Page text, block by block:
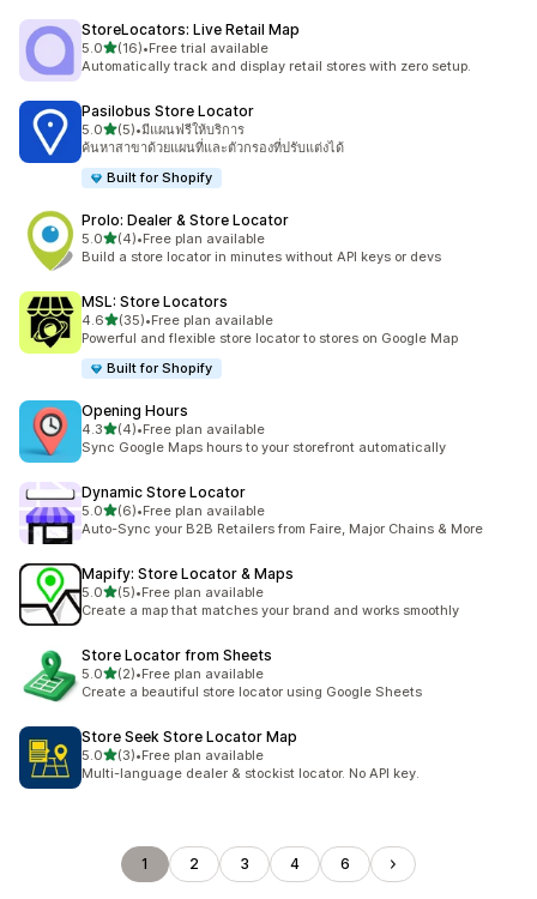
StoreLocators: Live Retail Map
5.0เต็ม 5 ดาว
(16)
ทั้งหมด 16 รีวิว
•Free trial available
Automatically track and display retail stores with zero setup.
Pasilobus Store Locator
5.0เต็ม 5 ดาว
(5)
ทั้งหมด 5 รีวิว
•มีแผนฟรีให้บริการ
ค้นหาสาขาด้วยแผนที่และตัวกรองที่ปรับแต่งได้
Built for Shopify
Prolo: Dealer & Store Locator
5.0เต็ม 5 ดาว
(4)
ทั้งหมด 4 รีวิว
•Free plan available
Build a store locator in minutes without API keys or devs
MSL: Store Locators
4.6เต็ม 5 ดาว
(35)
ทั้งหมด 35 รีวิว
•Free plan available
Powerful and flexible store locator to stores on Google Map
Built for Shopify
Opening Hours
4.3เต็ม 5 ดาว
(4)
ทั้งหมด 4 รีวิว
•Free plan available
Sync Google Maps hours to your storefront automatically
Dynamic Store Locator
5.0เต็ม 5 ดาว
(6)
ทั้งหมด 6 รีวิว
•Free plan available
Auto-Sync your B2B Retailers from Faire, Major Chains & More
Mapify: Store Locator & Maps
5.0เต็ม 5 ดาว
(5)
ทั้งหมด 5 รีวิว
•Free plan available
Create a map that matches your brand and works smoothly
Store Locator from Sheets
5.0เต็ม 5 ดาว
(2)
ทั้งหมด 2 รีวิว
•Free plan available
Create a beautiful store locator using Google Sheets
Store Seek Store Locator Map
5.0เต็ม 5 ดาว
(3)
ทั้งหมด 3 รีวิว
•Free plan available
Multi-language dealer & stockist locator. No API key.
1 2 3 4 6